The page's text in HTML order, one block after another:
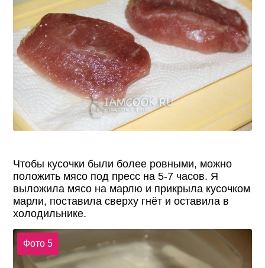
Чтобы кусочки были более ровными, можно
положить мясо под пресс на 5-7 часов. Я
выложила мясо на марлю и прикрыла кусочком
марли, поставила сверху гнёт и оставила в
холодильнике.
Фото 5